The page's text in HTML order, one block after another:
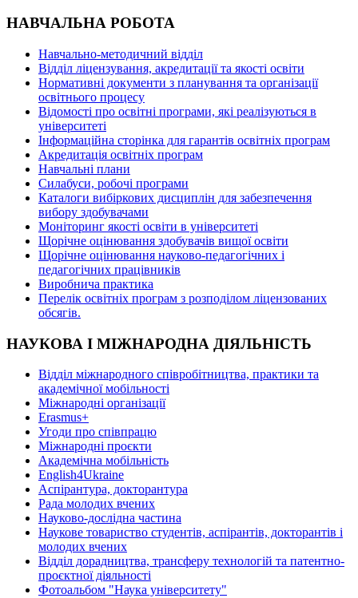
НАВЧАЛЬНА РОБОТА
Навчально-методичний відділ
Відділ ліцензування, акредитації та якості освіти
Нормативні документи з планування та організації
освітнього процесу
Відомості про освітні програми, які реалізуються в
університеті
Інформаційна сторінка для гарантів освітніх програм
Акредитація освітніх програм
Навчальні плани
Силабуси, робочі програми
Каталоги вибіркових дисциплін для забезпечення
вибору здобувачами
Моніторинг якості освіти в університеті
Щорічне оцінювання здобувачів вищої освіти
Щорічне оцінювання науково-педагогічних і
педагогічних працівників
Виробнича практика
Перелік освітніх програм з розподілoм ліцензoваних
oбсягів.
НАУКОВА І МІЖНАРОДНА ДІЯЛЬНІСТЬ
Відділ міжнародного співробітництва, практики та
академічної мобільності
Міжнародні організації
Erasmus+
Угоди про співпрацю
Міжнародні проєкти
Академічна мобільність
English4Ukraine
Аспірантура, докторантура
Рада молодих вчених
Науково-дослідна частина
Наукове товариство студентів, аспірантів, докторантів і
молодих вчених
Відділ дорадництва, трансферу технологій та патентно-
проєктної діяльності
Фотоальбом "Наука університету"